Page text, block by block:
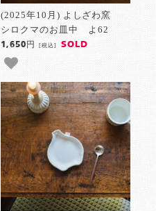
(2025年10月) よしざわ窯
シロクマのお皿中 よ62
1,650円 [税込] SOLD